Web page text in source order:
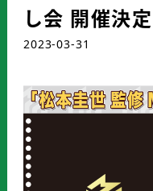
し会 開催決定
2023-03-31